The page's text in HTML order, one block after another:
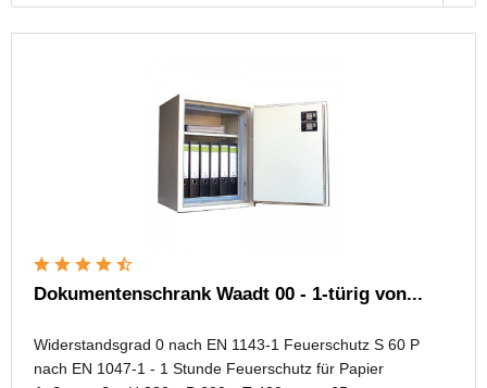
Dokumentenschrank Waadt 00 - 1-türig von...
Widerstandsgrad 0 nach EN 1143-1 Feuerschutz S 60 P
nach EN 1047-1 - 1 Stunde Feuerschutz für Papier